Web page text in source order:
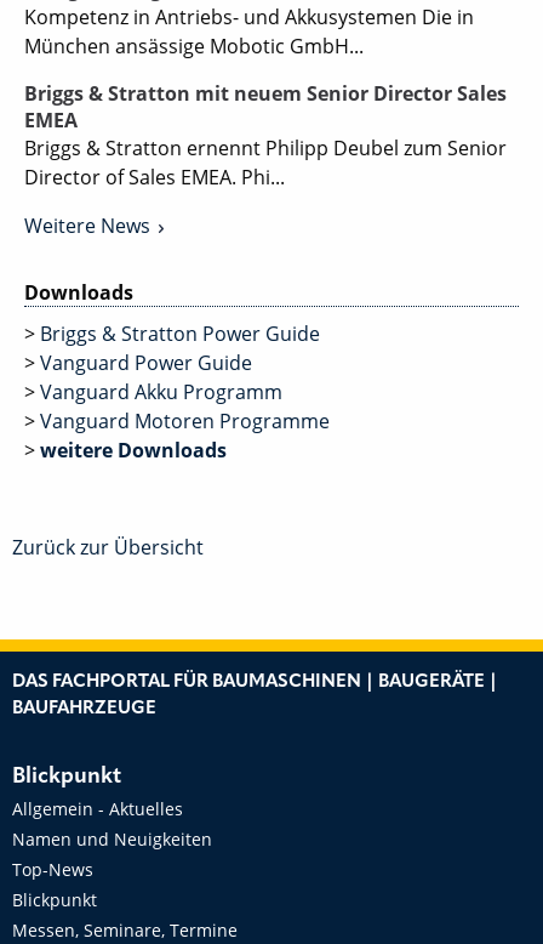
Kompetenz in Antriebs- und Akkusystemen Die in
München ansässige Mobotic GmbH...
Briggs & Stratton mit neuem Senior Director Sales
EMEA
Briggs & Stratton ernennt Philipp Deubel zum Senior
Director of Sales EMEA. Phi...
Weitere News
Downloads
> Briggs & Stratton Power Guide
>Vanguard Power Guide
>Vanguard Akku Programm
>Vanguard Motoren Programme
>weitere Downloads
Zurück zur Übersicht
DAS FACHPORTAL FÜR BAUMASCHINEN | BAUGERÄTE |
BAUFAHRZEUGE
Blickpunkt
Allgemein - Aktuelles
Namen und Neuigkeiten
Top-News
Blickpunkt
Messen, Seminare, Termine